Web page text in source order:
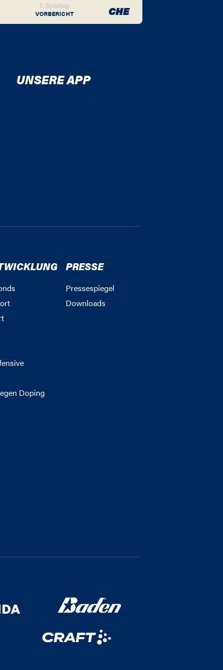
1. Spieltag
VORBERICHT CHE
UNSERE APP
Doping
PRESSE
Pressespiegel
Downloads